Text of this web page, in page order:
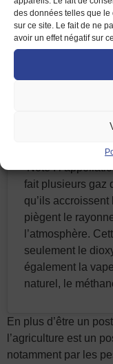
des données telles que
sur ce site. Le fait de ne
avoir un effet négatif sur
Note :
fait plusieurs gaz
qu’ils
piègent le
l’atmosphère.
seulement le
également la
naturel, le
En plus d’être un
l’agriculture est un
notamment par les